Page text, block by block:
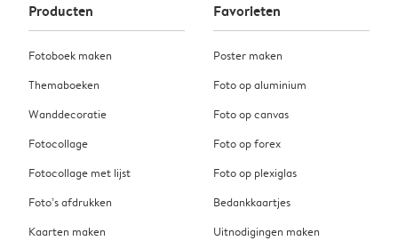
Producten
Fotoboek maken
Themaboeken
Wanddecoratie
Fotocollage
Fotocollage met lijst
Foto’s afdrukken
Kaarten maken
Favorieten
Poster maken
Foto op aluminium
Foto op canvas
Foto op forex
Foto op plexiglas
Bedankkaartjes
Uitnodigingen maken